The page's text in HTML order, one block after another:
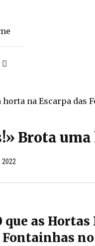
Brota
2022
que as Hortas